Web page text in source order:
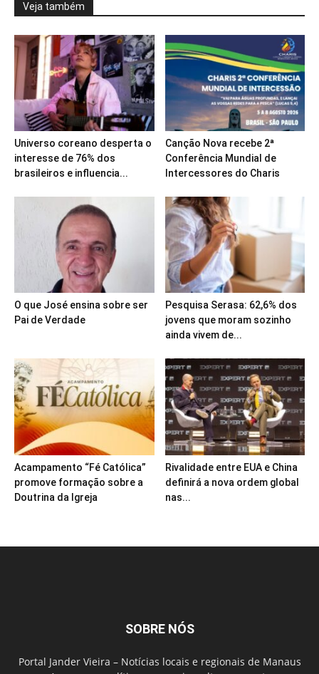
Veja também
Universo coreano desperta o
interesse de 76% dos
brasileiros e influencia...
Canção Nova recebe 2ª
Conferência Mundial de
Intercessores do Charis
O que José ensina sobre ser
Pai de Verdade
Pesquisa Serasa: 62,6% dos
jovens que moram sozinho
ainda vivem de...
Acampamento “Fé Católica”
promove formação sobre a
Doutrina da Igreja
Rivalidade entre EUA e China
definirá a nova ordem global
nas...
SOBRE NÓS
Portal Jander Vieira – Notícias locais e regionais de Manaus